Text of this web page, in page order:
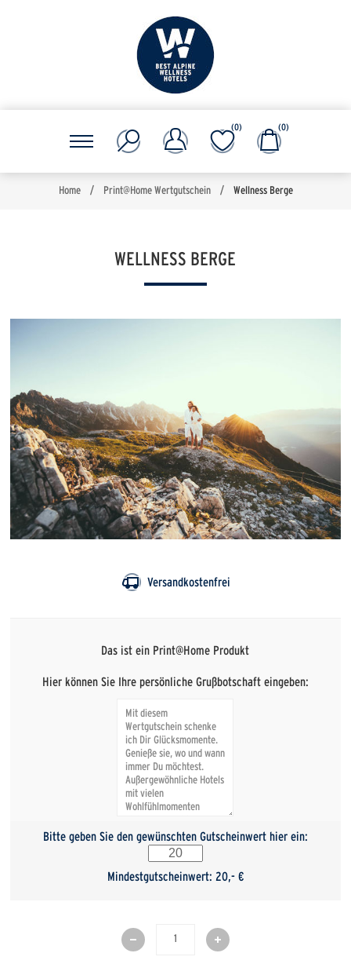
(0) (0)
Home / Print@Home Wertgutschein / Wellness Berge
WELLNESS BERGE
Versandkostenfrei
Das ist ein Print@Home Produkt
Hier können Sie Ihre persönliche Grußbotschaft eingeben:
Bitte geben Sie den gewünschten Gutscheinwert hier ein:
Mindestgutscheinwert: 20,- €